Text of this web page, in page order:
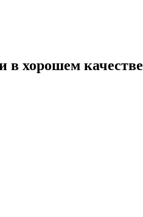
в хорошем качестве